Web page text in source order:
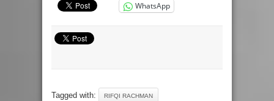
WhatsApp
Tagged with: RIFQI RACHMAN